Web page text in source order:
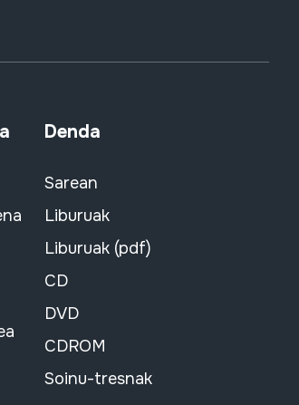
Denda
Sarean
Liburuak
Liburuak (pdf)
CD
DVD
CDROM
Soinu-tresnak